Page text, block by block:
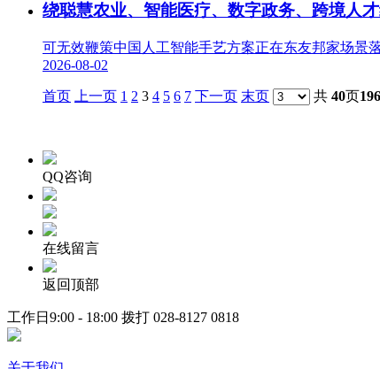
绕聪慧农业、智能医疗、数字政务、跨境人
可无效鞭策中国人工智能手艺方案正在东友邦家场景
2026-08-02
首页 上一页 1 2 3 4 5 6 7 下一页 末页 共 40页196
QQ咨询
在线留言
返回顶部
工作日9:00 - 18:00 拨打 028-8127 0818